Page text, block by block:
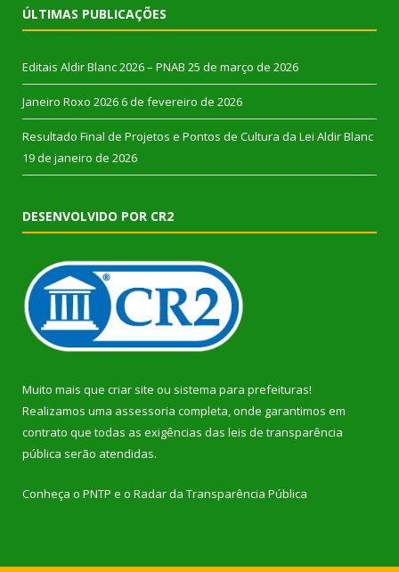
ÚLTIMAS PUBLICAÇÕES
Editais Aldir Blanc 2026 – PNAB 25 de março de 2026
Janeiro Roxo 2026 6 de fevereiro de 2026
Resultado Final de Projetos e Pontos de Cultura da Lei Aldir Blanc
19 de janeiro de 2026
DESENVOLVIDO POR CR2
Muito mais que criar site ou sistema para prefeituras!
Realizamos uma assessoria completa, onde garantimos em
contrato que todas as exigências das leis de transparência
pública serão atendidas.
Conheça o PNTP e o Radar da Transparência Pública